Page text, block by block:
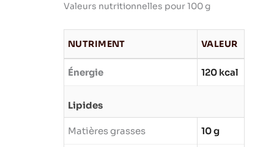
Valeurs nutritionnelles pour 100 g
NUTRIMENT VALEUR
Énergie 120 kcal
Lipides
Matières grasses 10 g